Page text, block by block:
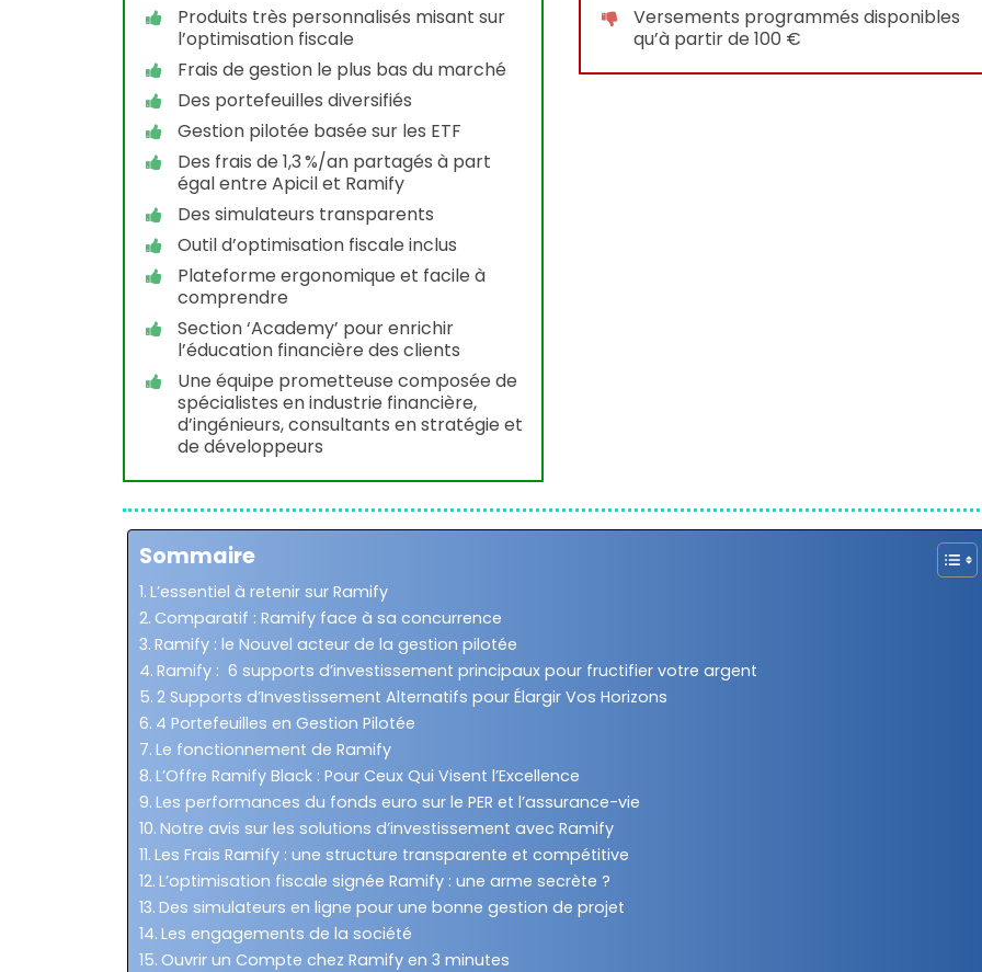
Produits très personnalisés misant sur
l’optimisation fiscale
Frais de gestion le plus bas du marché
Des portefeuilles diversifiés
Gestion pilotée basée sur les ETF
Des frais de 1,3 %/an partagés à part
égal entre Apicil et Ramify
Des simulateurs transparents
Outil d’optimisation fiscale inclus
Plateforme ergonomique et facile à
comprendre
Section ‘Academy’ pour enrichir
l’éducation financière des clients
Une équipe prometteuse composée de
spécialistes en industrie financière,
d’ingénieurs, consultants en stratégie et
de développeurs
Versements programmés disponibles
qu’à partir de 100 €
Sommaire
L’essentiel à retenir sur Ramify
Comparatif : Ramify face à sa concurrence
Ramify : le Nouvel acteur de la gestion pilotée
Ramify : 6 supports d’investissement principaux pour fructifier votre argent
2 Supports d’Investissement Alternatifs pour Élargir Vos Horizons
4 Portefeuilles en Gestion Pilotée
Le fonctionnement de Ramify
L’Offre Ramify Black : Pour Ceux Qui Visent l’Excellence
Les performances du fonds euro sur le PER et l’assurance-vie
Notre avis sur les solutions d’investissement avec Ramify
Les Frais Ramify : une structure transparente et compétitive
L’optimisation fiscale signée Ramify : une arme secrète ?
Des simulateurs en ligne pour une bonne gestion de projet
Les engagements de la société
Ouvrir un Compte chez Ramify en 3 minutes